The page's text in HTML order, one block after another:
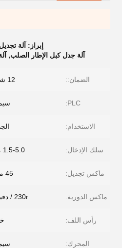
إبراز: آلة
آلة جدل كبل الإطار الصلب,
الضمان:: 12 شهر
PLC:
الاستخدام:
سلك الإدخال: 1.5-5.0 مم
ماكس تجديل: 45 ملم
ماكس الدورية: 230r / دقيقة
رأس اللف:
المحرك: